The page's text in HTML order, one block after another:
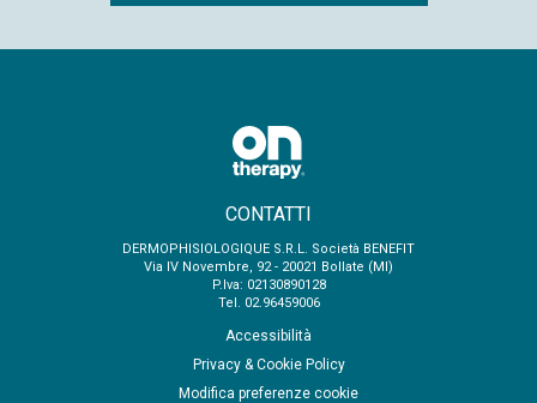
CONTATTI
DERMOPHISIOLOGIQUE S.R.L. Società BENEFIT
Via IV Novembre, 92 - 20021 Bollate (MI)
P.Iva: 02130890128
Tel. 02.96459006
Accessibilità
Privacy & Cookie Policy
Modifica preferenze cookie